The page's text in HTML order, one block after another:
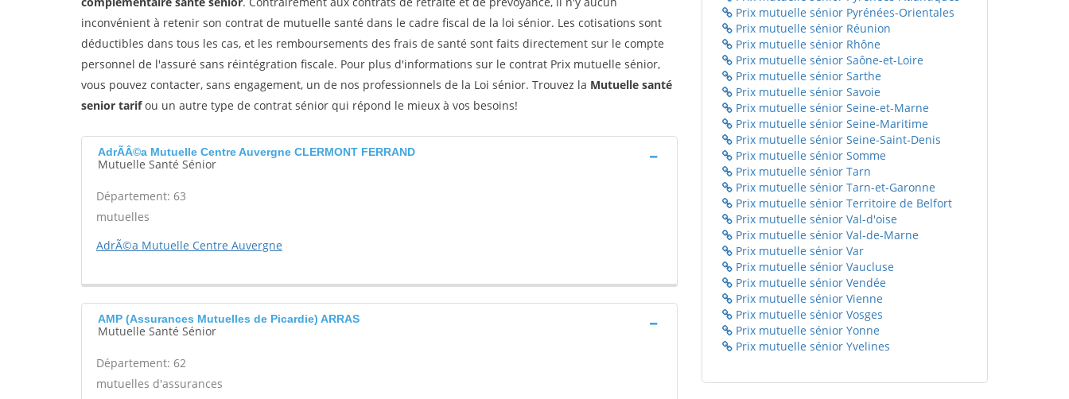
inconvénient à retenir son contrat de mutuelle santé dans le cadre fiscal de la loi sénior. Les cotisations sont
déductibles dans tous les cas, et les remboursements des frais de santé sont faits directement sur le compte
personnel de l'assuré sans réintégration fiscale. Pour plus d'informations sur le contrat Prix mutuelle sénior,
vous pouvez contacter, sans engagement, un de nos professionnels de la Loi sénior. Trouvez la Mutuelle santé
senior tarifou un autre type de contrat sénior qui répond le mieux à vos besoins!
AdrÃÂ©a Mutuelle Centre Auvergne CLERMONT FERRAND
Mutuelle Santé Sénior
Département: 63
mutuelles
AdrÃ©a Mutuelle Centre Auvergne
AMP (Assurances Mutuelles de Picardie) ARRAS
Mutuelle Santé Sénior
Département: 62
mutuelles d'assurances
Prix mutuelle sénior Pyrénées-Orientales
Prix mutuelle sénior Réunion
Prix mutuelle sénior Rhône
Prix mutuelle sénior Saône-et-Loire
Prix mutuelle sénior Sarthe
Prix mutuelle sénior Savoie
Prix mutuelle sénior Seine-et-Marne
Prix mutuelle sénior Seine-Maritime
Prix mutuelle sénior Seine-Saint-Denis
Prix mutuelle sénior Somme
Prix mutuelle sénior Tarn
Prix mutuelle sénior Tarn-et-Garonne
Prix mutuelle sénior Territoire de Belfort
Prix mutuelle sénior Val-d'oise
Prix mutuelle sénior Val-de-Marne
Prix mutuelle sénior Var
Prix mutuelle sénior Vaucluse
Prix mutuelle sénior Vendée
Prix mutuelle sénior Vienne
Prix mutuelle sénior Vosges
Prix mutuelle sénior Yonne
Prix mutuelle sénior Yvelines